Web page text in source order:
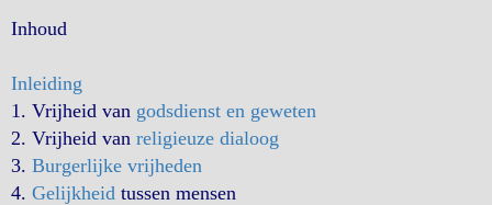
Inhoud
Inleiding
1. Vrijheid van godsdienst en geweten
2. Vrijheid van religieuze dialoog
3. Burgerlijke vrijheden
4. Gelijkheid tussen mensen